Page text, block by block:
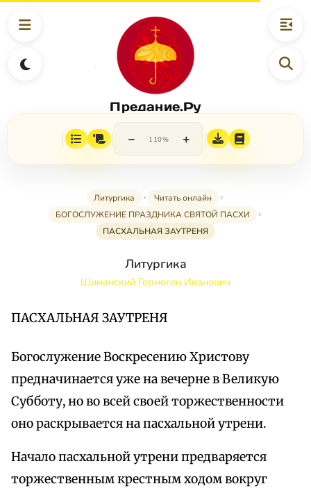
Предание.Ру
− 110% +
Литургика
Читать онлайн
БОГОСЛУЖЕНИЕ ПРАЗДНИКА СВЯТОЙ ПАСХИ
ПАСХАЛЬНАЯ ЗАУТРЕНЯ
Литургика
Шиманский Гермоген Иванович
ПАСХАЛЬНАЯ ЗАУТРЕНЯ
Богослужение Воскресению Христову
предначинается уже на вечерне в Великую
Субботу, но во всей своей торжественности
оно раскрывается на пасхальной утрени.
Начало пасхальной утрени предваряется
торжественным крестным ходом вокруг